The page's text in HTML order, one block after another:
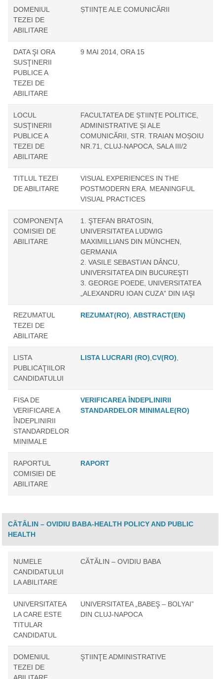
DOMENIUL
TEZEI DE
ABILITARE
ȘTIINȚE ALE COMUNICĂRII
DATA ŞI ORA
SUSŢINERII
PUBLICE A
TEZEI DE
ABILITARE
9 MAI 2014, ORA 15
LOCUL
SUSŢINERII
PUBLICE A
TEZEI DE
ABILITARE
FACULTATEA DE ȘTIINȚE POLITICE,
ADMINISTRATIVE ȘI ALE
COMUNICĂRII, STR. TRAIAN MOȘOIU
NR.71, CLUJ-NAPOCA, SALA III/2
TITLUL TEZEI
DE ABILITARE
VISUAL EXPERIENCES IN THE
POSTMODERN ERA. MEANINGFUL
VISUAL PRACTICES
COMPONENŢA
COMISIEI DE
ABILITARE
1. ŞTEFAN BRATOSIN,
UNIVERSITATEA LUDWIG
MAXIMILLIANS DIN MÜNCHEN,
GERMANIA
2. VASILE SEBASTIAN DÂNCU,
UNIVERSITATEA DIN BUCUREŞTI
3. GEORGE POEDE, UNIVERSITATEA
„ALEXANDRU IOAN CUZA” DIN IAŞI
REZUMATUL
TEZEI DE
ABILITARE
REZUMAT(RO) ABSTRACT(EN)
LISTA
PUBLICAŢIILOR
CANDIDATULUI
LISTA LUCRARI (RO) CV(RO)
FISA DE
VERIFICARE A
ÎNDEPLINIRII
STANDARDELOR
MINIMALE
VERIFICAREA ÎNDEPLINIRII
STANDARDELOR MINIMALE(RO)
RAPORTUL
COMISIEI DE
ABILITARE
RAPORT
CĂTĂLIN – OVIDIU BABA-HEALTH POLICY AND PUBLIC
HEALTH
NUMELE
CANDIDATULUI
LA ABILITARE
CĂTĂLIN – OVIDIU BABA
UNIVERSITATEA
LA CARE ESTE
TITULAR
CANDIDATUL
UNIVERSITATEA „BABEŞ – BOLYAI”
DIN CLUJ-NAPOCA
DOMENIUL
TEZEI DE
ŞTIINŢE ADMINISTRATIVE